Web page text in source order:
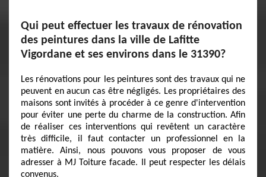
Qui peut effectuer les travaux de rénovation
des peintures dans la ville de Lafitte
Vigordane et ses environs dans le 31390?
Les rénovations pour les peintures sont des travaux qui ne
peuvent en aucun cas être négligés. Les propriétaires des
maisons sont invités à procéder à ce genre d'intervention
pour éviter une perte du charme de la construction. Afin
de réaliser ces interventions qui revêtent un caractère
très difficile, il faut contacter un professionnel en la
matière. Ainsi, nous pouvons vous proposer de vous
adresser à MJ Toiture facade. Il peut respecter les délais
convenus.